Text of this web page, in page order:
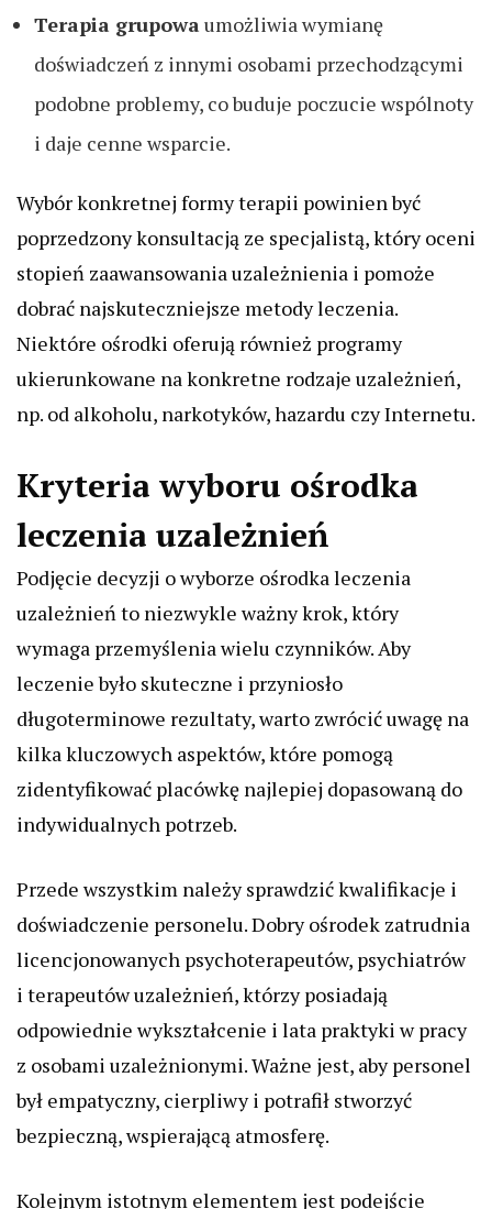
Terapia grupowa umożliwia wymianę
doświadczeń z innymi osobami przechodzącymi
podobne problemy, co buduje poczucie wspólnoty
i daje cenne wsparcie.
Wybór konkretnej formy terapii powinien być
poprzedzony konsultacją ze specjalistą, który oceni
stopień zaawansowania uzależnienia i pomoże
dobrać najskuteczniejsze metody leczenia.
Niektóre ośrodki oferują również programy
ukierunkowane na konkretne rodzaje uzależnień,
np. od alkoholu, narkotyków, hazardu czy Internetu.
Kryteria wyboru ośrodka
leczenia uzależnień
Podjęcie decyzji o wyborze ośrodka leczenia
uzależnień to niezwykle ważny krok, który
wymaga przemyślenia wielu czynników. Aby
leczenie było skuteczne i przyniosło
długoterminowe rezultaty, warto zwrócić uwagę na
kilka kluczowych aspektów, które pomogą
zidentyfikować placówkę najlepiej dopasowaną do
indywidualnych potrzeb.
Przede wszystkim należy sprawdzić kwalifikacje i
doświadczenie personelu. Dobry ośrodek zatrudnia
licencjonowanych psychoterapeutów, psychiatrów
i terapeutów uzależnień, którzy posiadają
odpowiednie wykształcenie i lata praktyki w pracy
z osobami uzależnionymi. Ważne jest, aby personel
był empatyczny, cierpliwy i potrafił stworzyć
bezpieczną, wspierającą atmosferę.
Kolejnym istotnym elementem jest podejście